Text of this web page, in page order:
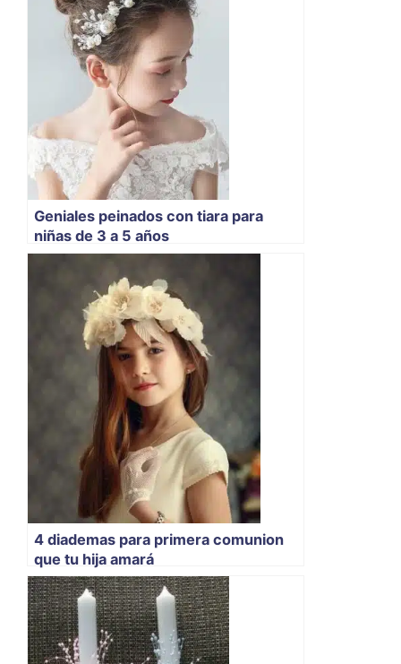
Geniales peinados con tiara para
niñas de 3 a 5 años
4 diademas para primera comunion
que tu hija amará